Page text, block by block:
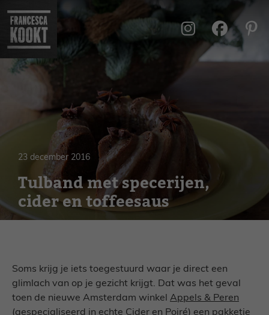
naar
inhoud
23 december 2016
Tulband met specerijen,
cider en toffeesaus
Soms krijg je iets toegestuurd waar je direct een
glimlach van op je gezicht krijgt. Dat was het geval
toen de nieuwe Amsterdam winkel Appels & Peren
(gespecialiseerd in echte Cider en Poiré) een pakketje